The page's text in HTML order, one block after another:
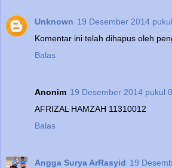
Unknown 19 Desember 2014
Komentar ini telah dihapus oleh
Balas
Anonim 19 Desember 2014 pukul
AFRIZAL HAMZAH 11310012
Balas
Angga Surya ArRasyid 19